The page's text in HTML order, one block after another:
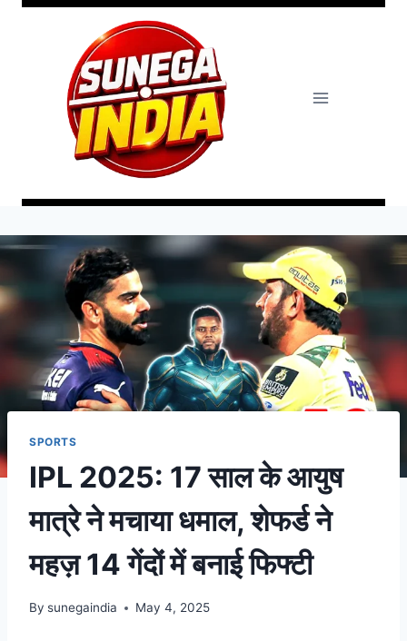
SPORTS
IPL 2025: 17 साल के आयुष
मात्रे ने मचाया धमाल, शेफर्ड ने
महज़ 14 गेंदों में बनाई फिफ्टी
By sunegaindia May 4, 2025